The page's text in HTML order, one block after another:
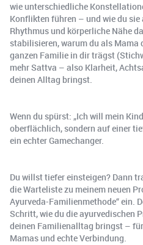
wie unterschiedliche
Konflikten führen – und wie du
Rhythmus und körperliche Nähe
stabilisieren, warum du als Mama
ganzen Familie in dir trägst
mehr Sattva – also Klarheit,
deinen Alltag bringst.
Wenn du spürst: „Ich will mein
oberflächlich, sondern auf einer
ein echter Gamechanger.
Du willst tiefer einsteigen? Dann
die Warteliste zu meinem neuen
Ayurveda-Familienmethode“ ein.
Schritt, wie du die ayurvedischen
deinen Familienalltag bringst –
Mamas und echte Verbindung.